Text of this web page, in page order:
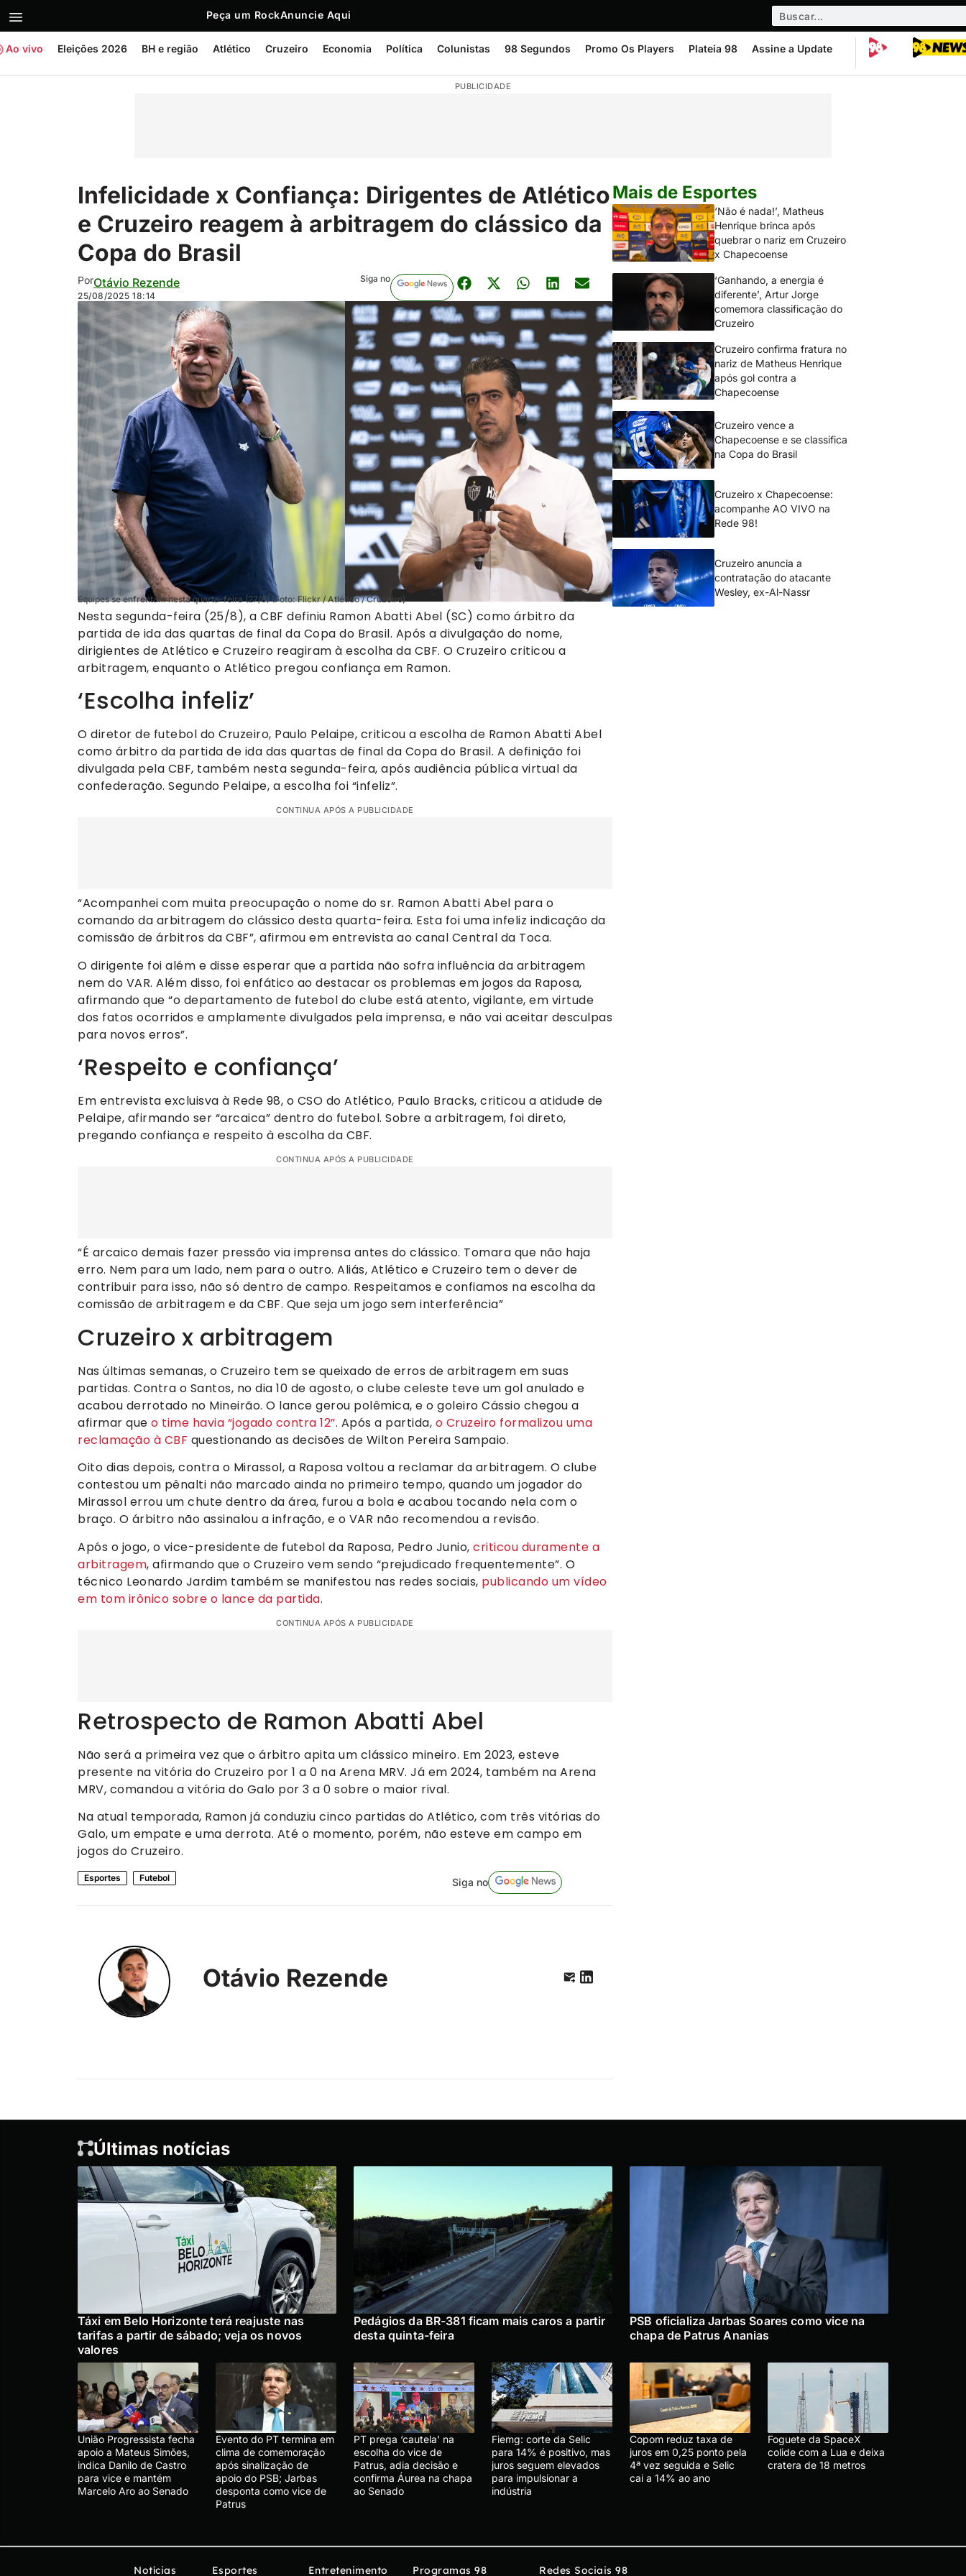
Peça um RockAnuncie Aqui
Ao vivo Eleições 2026 BH e região Atlético Cruzeiro Economia Política Colunistas 98 Segundos Promo Os Players Plateia 98 Assine a Update
PUBLICIDADE
Infelicidade x Confiança: Dirigentes de Atlético
e Cruzeiro reagem à arbitragem do clássico da
Copa do Brasil
PorOtávio Rezende
25/08/2025 18:14
Siga no
Equipes se enfrentam nesta quarta-feira (27/8) (Foto: Flickr / Atlético / Cruzeiro)
Nesta segunda-feira (25/8), a CBF definiu Ramon Abatti Abel (SC) como árbitro da
partida de ida das quartas de final da Copa do Brasil. Após a divulgação do nome,
dirigientes de Atlético e Cruzeiro reagiram à escolha da CBF. O Cruzeiro criticou a
arbitragem, enquanto o Atlético pregou confiança em Ramon.
‘Escolha infeliz’
O diretor de futebol do Cruzeiro, Paulo Pelaipe, criticou a escolha de Ramon Abatti Abel
como árbitro da partida de ida das quartas de final da Copa do Brasil. A definição foi
divulgada pela CBF, também nesta segunda-feira, após audiência pública virtual da
confederação. Segundo Pelaipe, a escolha foi “infeliz”.
CONTINUA APÓS A PUBLICIDADE
“Acompanhei com muita preocupação o nome do sr. Ramon Abatti Abel para o
comando da arbitragem do clássico desta quarta-feira. Esta foi uma infeliz indicação da
comissão de árbitros da CBF”, afirmou em entrevista ao canal Central da Toca.
O dirigente foi além e disse esperar que a partida não sofra influência da arbitragem
nem do VAR. Além disso, foi enfático ao destacar os problemas em jogos da Raposa,
afirmando que “o departamento de futebol do clube está atento, vigilante, em virtude
dos fatos ocorridos e amplamente divulgados pela imprensa, e não vai aceitar desculpas
para novos erros”.
‘Respeito e confiança’
Em entrevista excluisva à Rede 98, o CSO do Atlético, Paulo Bracks, criticou a atidude de
Pelaipe, afirmando ser “arcaica” dentro do futebol. Sobre a arbitragem, foi direto,
pregando confiança e respeito à escolha da CBF.
CONTINUA APÓS A PUBLICIDADE
“É arcaico demais fazer pressão via imprensa antes do clássico. Tomara que não haja
erro. Nem para um lado, nem para o outro. Aliás, Atlético e Cruzeiro tem o dever de
contribuir para isso, não só dentro de campo. Respeitamos e confiamos na escolha da
comissão de arbitragem e da CBF. Que seja um jogo sem interferência”
Cruzeiro x arbitragem
Nas últimas semanas, o Cruzeiro tem se queixado de erros de arbitragem em suas
partidas. Contra o Santos, no dia 10 de agosto, o clube celeste teve um gol anulado e
acabou derrotado no Mineirão. O lance gerou polêmica, e o goleiro Cássio chegou a
afirmar que o time havia “jogado contra 12”. Após a partida, o Cruzeiro formalizou uma
reclamação à CBF questionando as decisões de Wilton Pereira Sampaio.
Oito dias depois, contra o Mirassol, a Raposa voltou a reclamar da arbitragem. O clube
contestou um pênalti não marcado ainda no primeiro tempo, quando um jogador do
Mirassol errou um chute dentro da área, furou a bola e acabou tocando nela com o
braço. O árbitro não assinalou a infração, e o VAR não recomendou a revisão.
Após o jogo, o vice-presidente de futebol da Raposa, Pedro Junio, criticou duramente a
arbitragem, afirmando que o Cruzeiro vem sendo “prejudicado frequentemente”. O
técnico Leonardo Jardim também se manifestou nas redes sociais, publicando um vídeo
em tom irônico sobre o lance da partida.
CONTINUA APÓS A PUBLICIDADE
Retrospecto de Ramon Abatti Abel
Não será a primeira vez que o árbitro apita um clássico mineiro. Em 2023, esteve
presente na vitória do Cruzeiro por 1 a 0 na Arena MRV. Já em 2024, também na Arena
MRV, comandou a vitória do Galo por 3 a 0 sobre o maior rival.
Na atual temporada, Ramon já conduziu cinco partidas do Atlético, com três vitórias do
Galo, um empate e uma derrota. Até o momento, porém, não esteve em campo em
jogos do Cruzeiro.
Esportes Futebol Siga no
Otávio Rezende
Mais de Esportes
‘Não é nada!’, Matheus
Henrique brinca após
quebrar o nariz em Cruzeiro
x Chapecoense
‘Ganhando, a energia é
diferente’, Artur Jorge
comemora classificação do
Cruzeiro
Cruzeiro confirma fratura no
nariz de Matheus Henrique
após gol contra a
Chapecoense
Cruzeiro vence a
Chapecoense e se classifica
na Copa do Brasil
Cruzeiro x Chapecoense:
acompanhe AO VIVO na
Rede 98!
Cruzeiro anuncia a
contratação do atacante
Wesley, ex-Al-Nassr
Últimas notícias
Táxi em Belo Horizonte terá reajuste nas
tarifas a partir de sábado; veja os novos
valores
Pedágios da BR-381 ficam mais caros a partir
desta quinta-feira
PSB oficializa Jarbas Soares como vice na
chapa de Patrus Ananias
União Progressista fecha
apoio a Mateus Simões,
indica Danilo de Castro
para vice e mantém
Marcelo Aro ao Senado
Evento do PT termina em
clima de comemoração
após sinalização de
apoio do PSB; Jarbas
desponta como vice de
Patrus
PT prega ‘cautela’ na
escolha do vice de
Patrus, adia decisão e
confirma Áurea na chapa
ao Senado
Fiemg: corte da Selic
para 14% é positivo, mas
juros seguem elevados
para impulsionar a
indústria
Copom reduz taxa de
juros em 0,25 ponto pela
4ª vez seguida e Selic
cai a 14% ao ano
Foguete da SpaceX
colide com a Lua e deixa
cratera de 18 metros
Notícias Esportes Entretenimento Programas 98 Redes Sociais 98